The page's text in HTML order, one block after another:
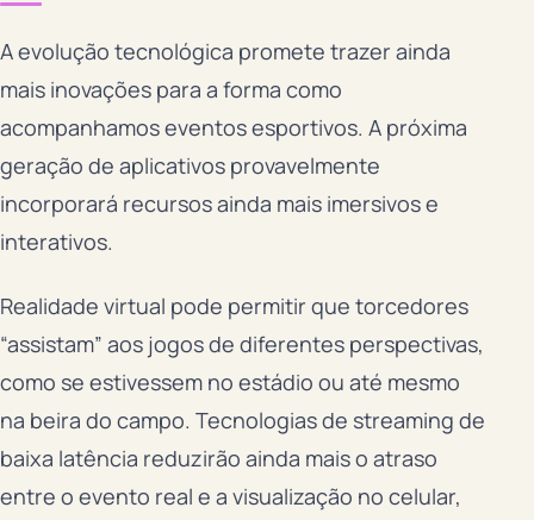
A evolução tecnológica promete trazer ainda
mais inovações para a forma como
acompanhamos eventos esportivos. A próxima
geração de aplicativos provavelmente
incorporará recursos ainda mais imersivos e
interativos.
Realidade virtual pode permitir que torcedores
“assistam” aos jogos de diferentes perspectivas,
como se estivessem no estádio ou até mesmo
na beira do campo. Tecnologias de streaming de
baixa latência reduzirão ainda mais o atraso
entre o evento real e a visualização no celular,